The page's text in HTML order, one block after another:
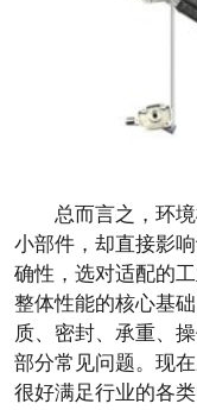
总而言之，环
小部件，却直接影
确性，选对适配的
整体性能的核心基
质、密封、承重、
部分常见问题。现
很好满足行业的各